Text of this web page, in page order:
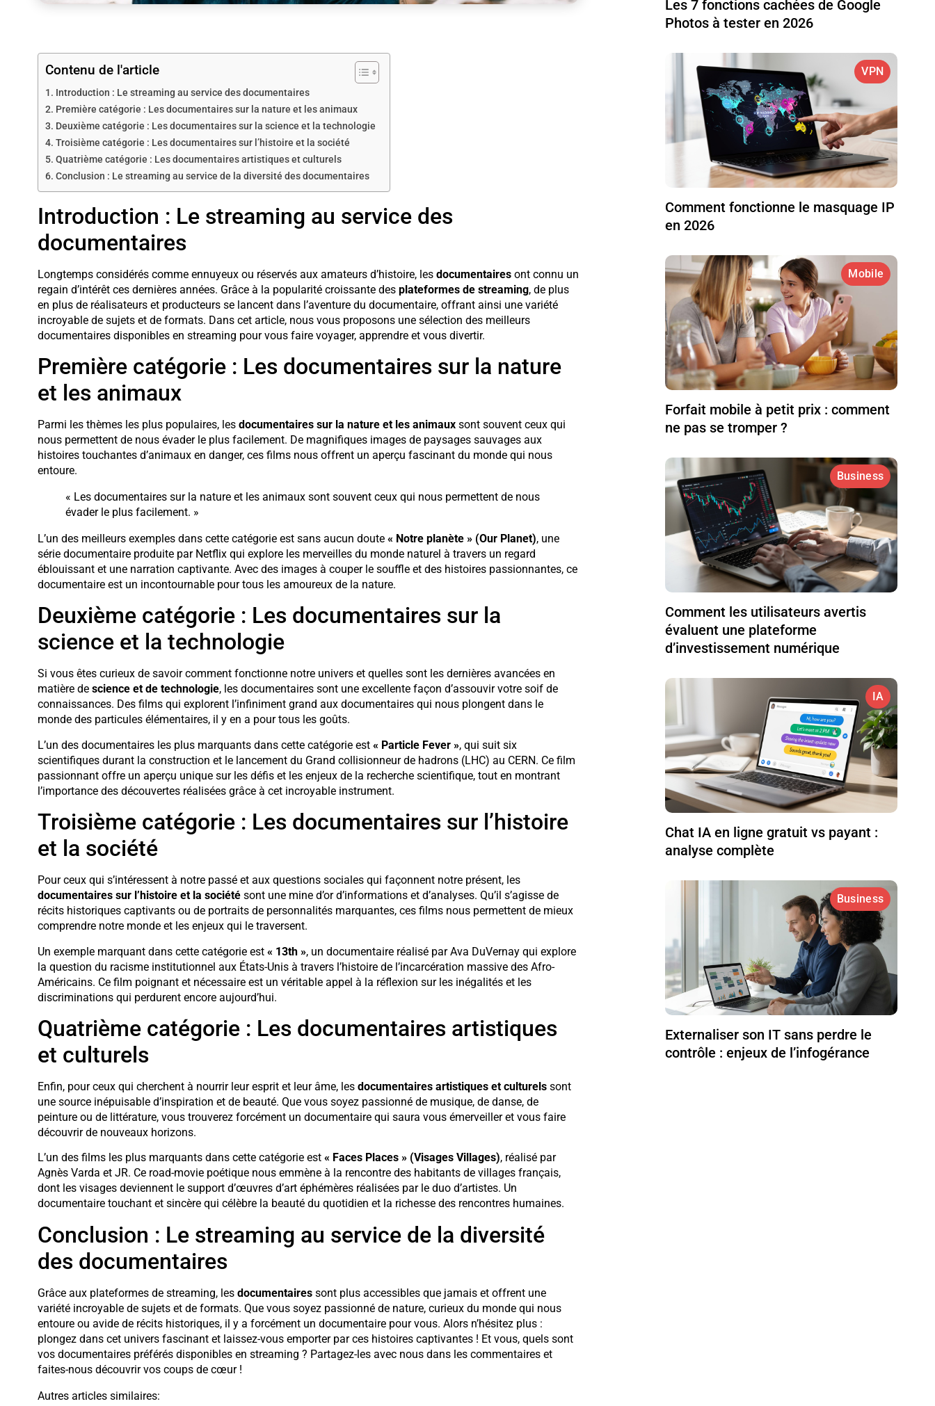
Contenu de l'article
Introduction : Le streaming au service des documentaires
Première catégorie : Les documentaires sur la nature et les animaux
Deuxième catégorie : Les documentaires sur la science et la technologie
Troisième catégorie : Les documentaires sur l’histoire et la société
Quatrième catégorie : Les documentaires artistiques et culturels
Conclusion : Le streaming au service de la diversité des documentaires
Introduction : Le streaming au service des
documentaires
Longtemps considérés comme ennuyeux ou réservés aux amateurs d’histoire, les documentairesont connu un
regain d’intérêt ces dernières années. Grâce à la popularité croissante des plateformes de streaming, de plus
en plus de réalisateurs et producteurs se lancent dans l’aventure du documentaire, offrant ainsi une variété
incroyable de sujets et de formats. Dans cet article, nous vous proposons une sélection des meilleurs
documentaires disponibles en streaming pour vous faire voyager, apprendre et vous divertir.
Première catégorie : Les documentaires sur la nature
et les animaux
Parmi les thèmes les plus populaires, les documentaires sur la nature et les animauxsont souvent ceux qui
nous permettent de nous évader le plus facilement. De magnifiques images de paysages sauvages aux
histoires touchantes d’animaux en danger, ces films nous offrent un aperçu fascinant du monde qui nous
entoure.
« Les documentaires sur la nature et les animaux sont souvent ceux qui nous permettent de nous
évader le plus facilement. »
L’un des meilleurs exemples dans cette catégorie est sans aucun doute « Notre planète » (Our Planet), une
série documentaire produite par Netflix qui explore les merveilles du monde naturel à travers un regard
éblouissant et une narration captivante. Avec des images à couper le souffle et des histoires passionnantes, ce
documentaire est un incontournable pour tous les amoureux de la nature.
Deuxième catégorie : Les documentaires sur la
science et la technologie
Si vous êtes curieux de savoir comment fonctionne notre univers et quelles sont les dernières avancées en
matière de science et de technologie, les documentaires sont une excellente façon d’assouvir votre soif de
connaissances. Des films qui explorent l’infiniment grand aux documentaires qui nous plongent dans le
monde des particules élémentaires, il y en a pour tous les goûts.
L’un des documentaires les plus marquants dans cette catégorie est « Particle Fever », qui suit six
scientifiques durant la construction et le lancement du Grand collisionneur de hadrons (LHC) au CERN. Ce film
passionnant offre un aperçu unique sur les défis et les enjeux de la recherche scientifique, tout en montrant
l’importance des découvertes réalisées grâce à cet incroyable instrument.
Troisième catégorie : Les documentaires sur l’histoire
et la société
Pour ceux qui s’intéressent à notre passé et aux questions sociales qui façonnent notre présent, les
documentaires sur l’histoire et la sociétésont une mine d’or d’informations et d’analyses. Qu’il s’agisse de
récits historiques captivants ou de portraits de personnalités marquantes, ces films nous permettent de mieux
comprendre notre monde et les enjeux qui le traversent.
Un exemple marquant dans cette catégorie est « 13th », un documentaire réalisé par Ava DuVernay qui explore
la question du racisme institutionnel aux États-Unis à travers l’histoire de l’incarcération massive des Afro-
Américains. Ce film poignant et nécessaire est un véritable appel à la réflexion sur les inégalités et les
discriminations qui perdurent encore aujourd’hui.
Quatrième catégorie : Les documentaires artistiques
et culturels
Enfin, pour ceux qui cherchent à nourrir leur esprit et leur âme, les documentaires artistiques et culturelssont
une source inépuisable d’inspiration et de beauté. Que vous soyez passionné de musique, de danse, de
peinture ou de littérature, vous trouverez forcément un documentaire qui saura vous émerveiller et vous faire
découvrir de nouveaux horizons.
L’un des films les plus marquants dans cette catégorie est « Faces Places » (Visages Villages), réalisé par
Agnès Varda et JR. Ce road-movie poétique nous emmène à la rencontre des habitants de villages français,
dont les visages deviennent le support d’œuvres d’art éphémères réalisées par le duo d’artistes. Un
documentaire touchant et sincère qui célèbre la beauté du quotidien et la richesse des rencontres humaines.
Conclusion : Le streaming au service de la diversité
des documentaires
Grâce aux plateformes de streaming, les documentairessont plus accessibles que jamais et offrent une
variété incroyable de sujets et de formats. Que vous soyez passionné de nature, curieux du monde qui nous
entoure ou avide de récits historiques, il y a forcément un documentaire pour vous. Alors n’hésitez plus :
plongez dans cet univers fascinant et laissez-vous emporter par ces histoires captivantes ! Et vous, quels sont
vos documentaires préférés disponibles en streaming ? Partagez-les avec nous dans les commentaires et
faites-nous découvrir vos coups de cœur !
Autres articles similaires:
Les 7 fonctions cachées de Google
Photos à tester en 2026
VPN
Comment fonctionne le masquage IP
en 2026
Mobile
Forfait mobile à petit prix : comment
ne pas se tromper ?
Business
Comment les utilisateurs avertis
évaluent une plateforme
d’investissement numérique
IA
Chat IA en ligne gratuit vs payant :
analyse complète
Business
Externaliser son IT sans perdre le
contrôle : enjeux de l’infogérance